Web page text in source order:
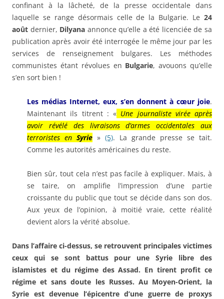
confinant à la lâcheté, de la presse occidentale dans
laquelle se range désormais celle de la Bulgarie. Le 24
août dernier, Dilyana annonce qu’elle a été licenciée de sa
publication après avoir été interrogée le même jour par les
services de renseignement bulgares. Les méthodes
communistes étant révolues en Bulgarie, avouons qu’elle
s’en sort bien !
Les médias Internet, eux, s’en donnent à cœur joie.
Maintenant ils titrent : « Une journaliste virée après
avoir révélé des livraisons d’armes occidentales aux
terroristes en Syrie » (5). La grande presse se tait.
Comme les autorités américaines du reste.
Bien sûr, tout cela n’est pas facile à expliquer. Mais, à
se taire, on amplifie l’impression d’une partie
croissante du public que tout se décide dans son dos.
Aux yeux de l’opinion, à moitié vraie, cette réalité
devient alors la vérité absolue.
Dans l’affaire ci-dessus, se retrouvent principales victimes
ceux qui se sont battus pour une Syrie libre des
islamistes et du régime des Assad. En tirent profit ce
régime et sans doute les Russes. Au Moyen-Orient, la
Syrie est devenue l’épicentre d’une guerre de proxys